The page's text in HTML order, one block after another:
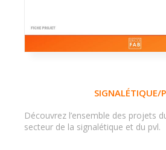
SIGNALÉTIQUE/
Découvrez l’ensemble des projets
secteur de la signalétique et du pvl.